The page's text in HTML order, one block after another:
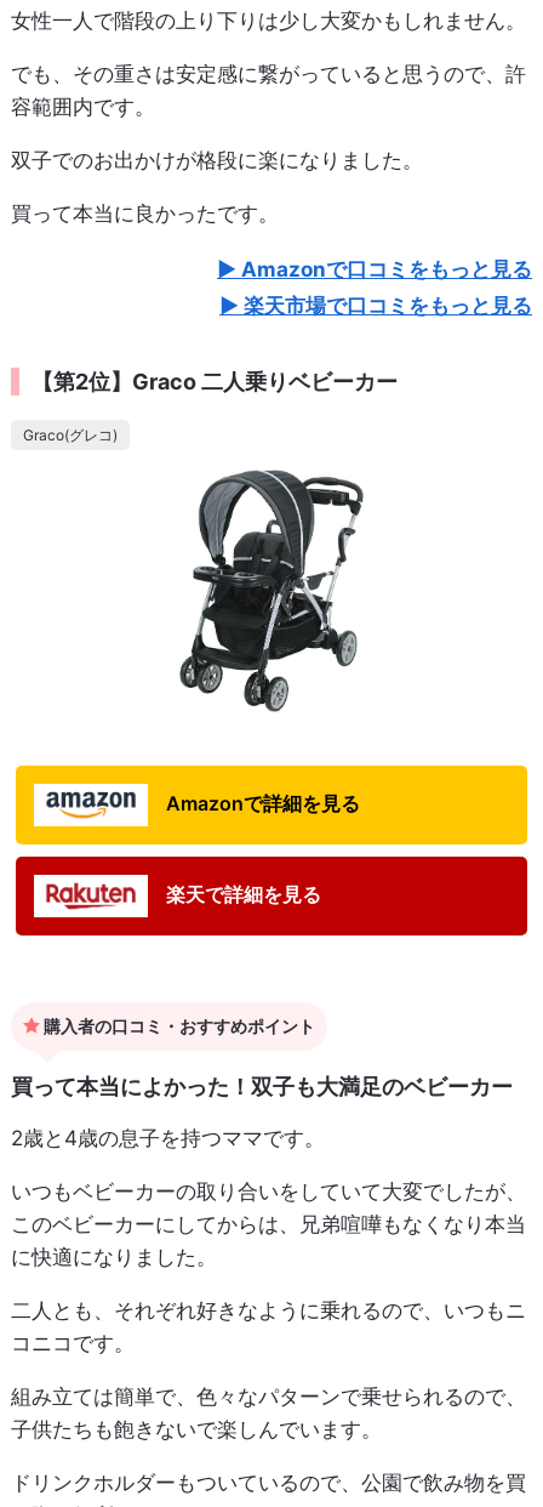
女性一人で階段の上り下りは少し大変かもしれません。
でも、その重さは安定感に繋がっていると思うので、許
容範囲内です。
双子でのお出かけが格段に楽になりました。
買って本当に良かったです。
Amazonで口コミをもっと見る
楽天市場で口コミをもっと見る
【第2位】Graco 二人乗りベビーカー
Graco(グレコ)
Amazonで詳細を見る
楽天で詳細を見る
購入者の口コミ・おすすめポイント
買って本当によかった！双子も大満足のベビーカー
2歳と4歳の息子を持つママです。
いつもベビーカーの取り合いをしていて大変でしたが、
このベビーカーにしてからは、兄弟喧嘩もなくなり本当
に快適になりました。
二人とも、それぞれ好きなように乗れるので、いつもニ
コニコです。
組み立ては簡単で、色々なパターンで乗せられるので、
子供たちも飽きないで楽しんでいます。
ドリンクホルダーもついているので、公園で飲み物を買